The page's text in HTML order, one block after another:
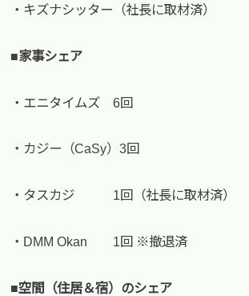
・キズナシッター（社長に取材済）
■家事シェア
・エニタイムズ 6回
・カジー（CaSy）3回
・タスカジ 1回（社長に取材済）
・DMM Okan 1回 ※撤退済
■空間（住居＆宿）のシェア